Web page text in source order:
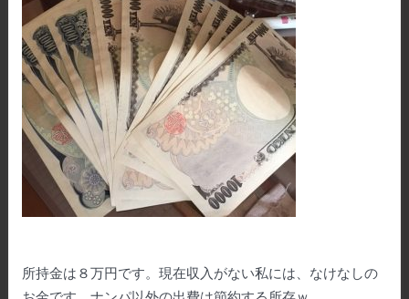
所持金は８万円です。現在収入がない私には、なけなしの